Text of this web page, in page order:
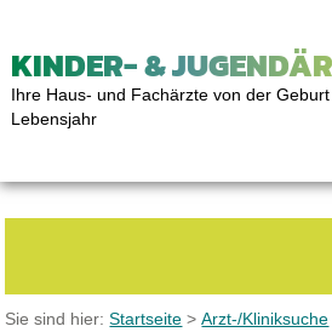
KINDER- &
Ihre Haus- und Fachärzte von der Geburt
Lebensjahr
Sie sind hier:Startseite >Arzt-/Kliniksuche